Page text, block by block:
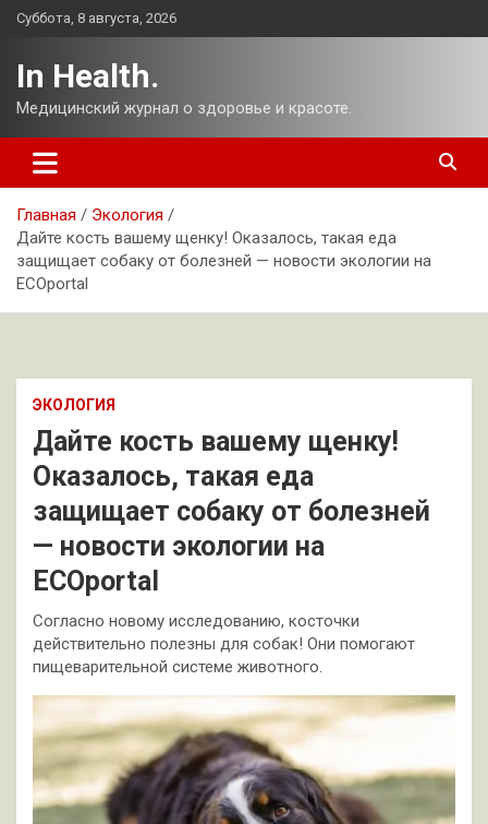
Перейти
Суббота, 8 августа, 2026
In Health.
Медицинский журнал о здоровье и красоте.
Главная
Экология
Дайте кость вашему щенку! Оказалось, такая еда
защищает собаку от болезней — новости экологии на
ECOportal
ЭКОЛОГИЯ
Дайте кость вашему щенку!
Оказалось, такая еда
защищает собаку от болезней
— новости экологии на
ECOportal
Согласно новому исследованию, косточки
действительно полезны для собак! Они помогают
пищеварительной системе животного.